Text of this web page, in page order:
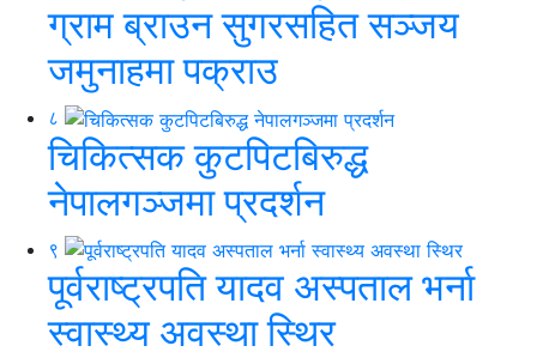
ग्राम ब्राउन सुगरसहित सञ्जय
जमुनाहमा पक्राउ
८
चिकित्सक कुटपिटबिरुद्ध
नेपालगञ्जमा प्रदर्शन
९
पूर्वराष्ट्रपति यादव अस्पताल भर्ना
स्वास्थ्य अवस्था स्थिर